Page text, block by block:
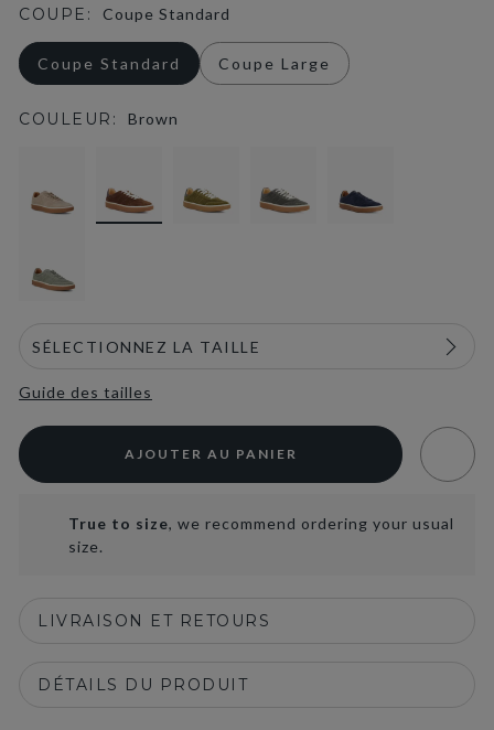
COUPE: Coupe Standard
Coupe Standard Coupe Large
COULEUR: Brown
Guide des tailles
AJOUTER AU PANIER
True to size, we recommend ordering your usual
size.
LIVRAISON ET RETOURS
DÉTAILS DU PRODUIT